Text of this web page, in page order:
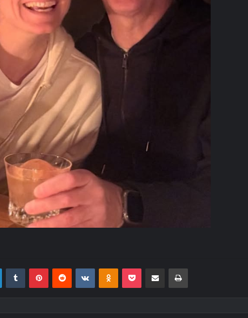
LinkedInTumblr PinterestReddit VKontakteOdnoklassniki
Pocket E-Posta ile paylaş Yazdır